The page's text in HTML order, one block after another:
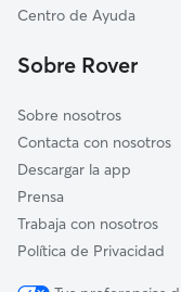
Ruiloba
Centro de Ayuda
Sobre Rover
Sobre nosotros
Contacta con nosotros
Descargar la app
Prensa
Trabaja con nosotros
Política de Privacidad